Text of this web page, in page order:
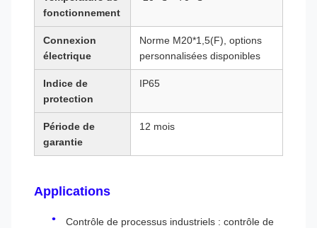
fonctionnement
Connexion
électrique
Norme M20*1,5(F), options
personnalisées disponibles
Indice de
protection
IP65
Période de
garantie
12 mois
Applications
Contrôle de processus industriels : contrôle de